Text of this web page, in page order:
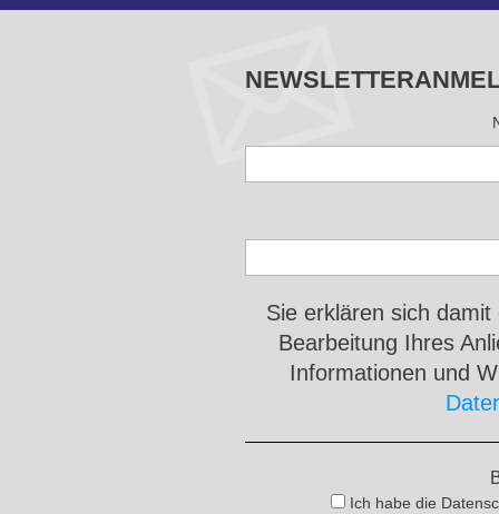
Sie erklären sich
Bearbeitung Ihres
Informationen und
Ich habe die